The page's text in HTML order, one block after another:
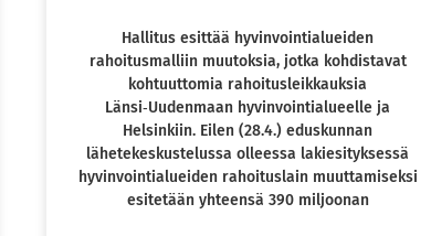
Hallitus esittää hyvinvointialueiden
rahoitusmalliin muutoksia, jotka kohdistavat
kohtuuttomia rahoitusleikkauksia
Länsi‑Uudenmaan hyvinvointialueelle ja
Helsinkiin. Eilen (28.4.) eduskunnan
lähetekeskustelussa olleessa lakiesityksessä
hyvinvointialueiden rahoituslain muuttamiseksi
esitetään yhteensä 390 miljoonan